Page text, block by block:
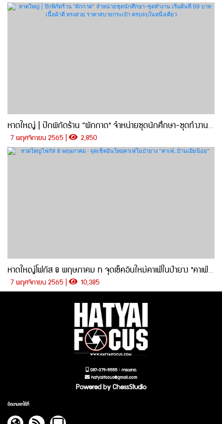
หาดใหญ่ | ปักพิกัดร้าน “ผักกาด" จำหน่ายชุดนักศึกษา-ชุดทำงาน เริ่มต้นที่ 99 บาท เนื้อผ้าดี ทรงสวย ราคาสบายกระเป๋า ครบจบในหนึ่งเดียว
7 พฤศจิกายน 2565 | 2,850
หาดใหญ่โฟกัส 8 พฤษภาคม · จุดเช็คอินใหม่คาเฟ่ในป่ายาง "คาเฟ่..บ้านเมียน้อย"
7 พฤศจิกายน 2565 | 10,385
087-379-5555 : การตลาด
hatyaifocus@gmail.com
Powered by ChessStudio
ติดตามเราได้ที่